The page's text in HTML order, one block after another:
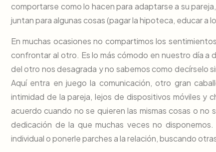
comportarse como lo hacen para adaptarse a su
juntan para algunas cosas (pagar la hipoteca, educar a
En muchas ocasiones no compartimos los
confrontar al otro. Es lo más cómodo en nuestro día a
del otro nos desagrada y no sabemos como decírselo
Aquí entra en juego la comunicación, otro gran
intimidad de la pareja, lejos de dispositivos móviles y
acuerdo cuando no se quieren las mismas cosas o no
dedicación de la que muchas veces no
individual o ponerle parches a la relación, buscando